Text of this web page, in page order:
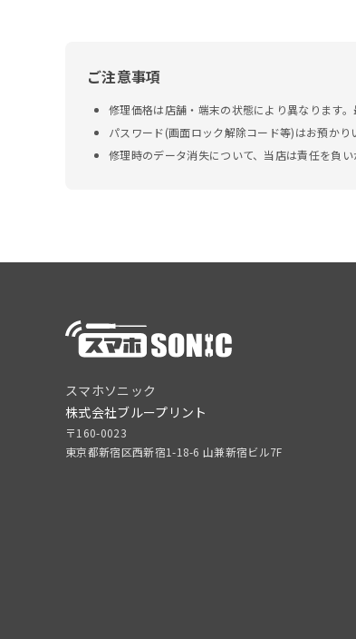
ご注意事項
修理価格は店舗・端末の状態により異なります
パスワード(画面ロック解除コード等)はお預かり
修理時のデータ消失について、当店は責任を負
スマホソニック
株式会社ブループリント
〒160-0023
東京都新宿区西新宿1-18-6 山兼新宿ビル7F